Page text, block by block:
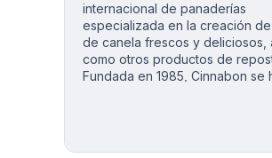
internacional de panaderías
especializada en la creación
de canela frescos y deliciosos,
como otros productos de
Fundada en 1985, Cinnabon se
ganado una reputación por su
aroma a canela y su irresistible